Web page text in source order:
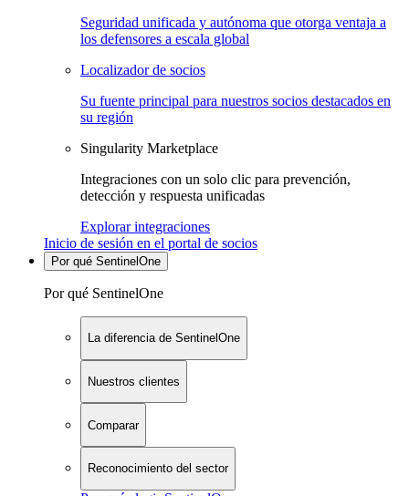
Seguridad unificada y autónoma que otorga ventaja a
los defensores a escala global
Localizador de socios
Su fuente principal para nuestros socios destacados en
su región
Singularity Marketplace
Integraciones con un solo clic para prevención,
detección y respuesta unificadas
Explorar integraciones
Inicio de sesión en el portal de socios
Por qué SentinelOne
Por qué SentinelOne
La diferencia de SentinelOne
Nuestros clientes
Comparar
Reconocimiento del sector